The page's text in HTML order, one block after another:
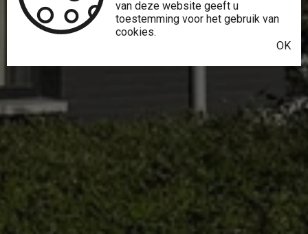
van deze website geeft u
toestemming voor het gebruik van
cookies.
OK